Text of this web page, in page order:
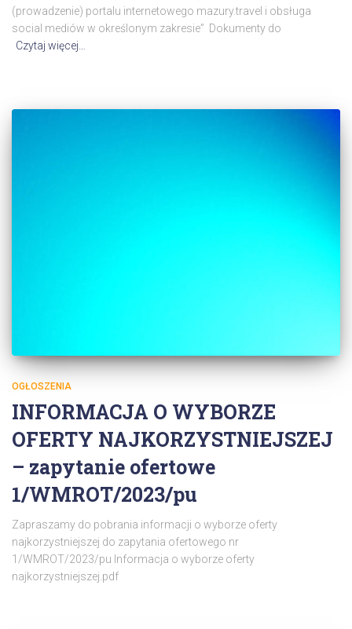
(prowadzenie) portalu internetowego mazury.travel i obsługa
social mediów w określonym zakresie” Dokumenty do
Czytaj więcej…
OGŁOSZENIA
INFORMACJA O WYBORZE
OFERTY NAJKORZYSTNIEJSZEJ
– zapytanie ofertowe
1/WMROT/2023/pu
Zapraszamy do pobrania informacji o wyborze oferty
najkorzystniejszej do zapytania ofertowego nr
1/WMROT/2023/pu Informacja o wyborze oferty
najkorzystniejszej.pdf